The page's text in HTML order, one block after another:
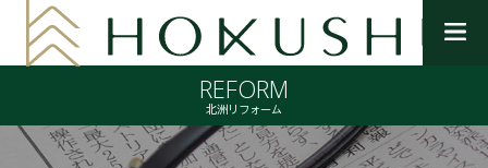
を
開
く
REFORM
北洲リフォーム